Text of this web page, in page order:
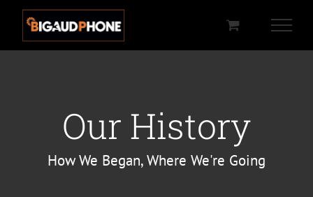
Passer
contenu
Our History
How We Began, Where We're Going